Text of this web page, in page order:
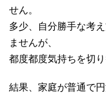
せん。
多少、自分勝手な考
ませんが、
都度都度気持ちを切
結果、家庭が普通で